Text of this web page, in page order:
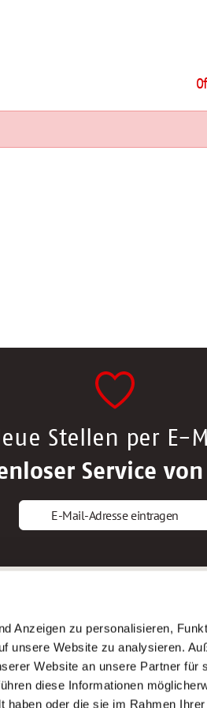
Anzeigen zu personalisieren,
unsere Website zu analysieren.
Website an unsere Partner für
diese Informationen
haben oder die sie im Rahmen
Stellen per E-
Service von
E-Mail-Adresse eintragen
AWO
Stellenangebote
Sitemap
Impressum
Datenschutz